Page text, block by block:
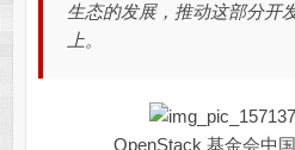
生态的发展，推动这部分开
上。
OpenStack 基金会中